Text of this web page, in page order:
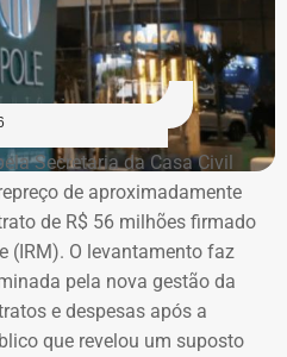
prestadas pelos próprios
e podem considerar os
dos bens, e não
de mercado.
si só, não indica a
Secretaria da Casa Civil
de aproximadamente
de R$ 56 milhões firmado
(IRM). O levantamento faz
pela nova gestão da
e despesas após a
que revelou um suposto